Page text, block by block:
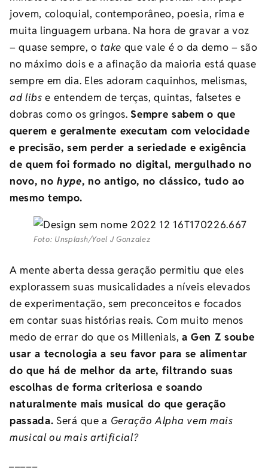
jovem, coloquial, contemporâneo, poesia, rima e
muita linguagem urbana. Na hora de gravar a voz
– quase sempre, o take que vale é o da demo – são
no máximo dois e a afinação da maioria está quase
sempre em dia. Eles adoram caquinhos, melismas,
ad libs e entendem de terças, quintas, falsetes e
dobras como os gringos.Sempre sabem o que
querem e geralmente executam com velocidade
e precisão, sem perder a seriedade e exigência
de quem foi formado no digital, mergulhado no
novo, nohype, no antigo, no clássico, tudo ao
mesmo tempo.
Foto: Unsplash/Yoel J Gonzalez
A mente aberta dessa geração permitiu que eles
explorassem suas musicalidades a níveis elevados
de experimentação, sem preconceitos e focados
em contar suas histórias reais. Com muito menos
medo de errar do que os Millenials,a Gen Z soube
usar a tecnologia a seu favor para se alimentar
do que há de melhor da arte, filtrando suas
escolhas de forma criteriosa e soando
naturalmente mais musical do que geração
passada. Será que a Geração Alpha vem mais
musical ou mais artificial?